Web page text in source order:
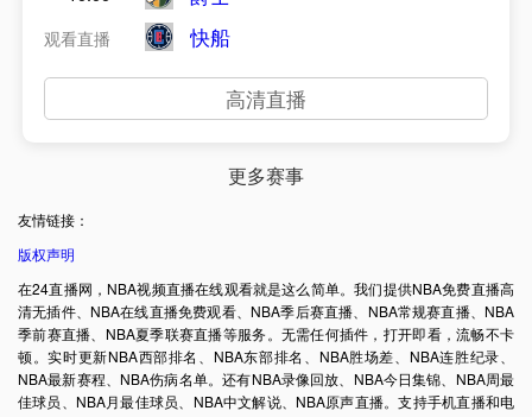
观看直播
快船
高清直播
更多赛事
友情链接：
版权声明
在24直播网，NBA视频直播在线观看就是这么简单。我们提供NBA免费直播高
清无插件、NBA在线直播免费观看、NBA季后赛直播、NBA常规赛直播、NBA
季前赛直播、NBA夏季联赛直播等服务。无需任何插件，打开即看，流畅不卡
顿。实时更新NBA西部排名、NBA东部排名、NBA胜场差、NBA连胜纪录、
NBA最新赛程、NBA伤病名单。还有NBA录像回放、NBA今日集锦、NBA周最
佳球员、NBA月最佳球员、NBA中文解说、NBA原声直播。支持手机直播和电